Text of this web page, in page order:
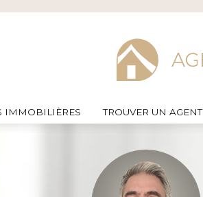
IMMOBILIÈRES TROUVER UN AGENT